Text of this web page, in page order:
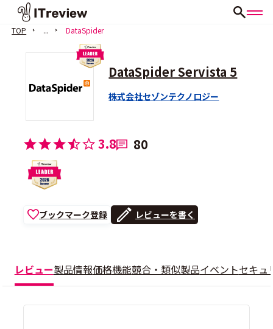
TOP ... DataSpider
DataSpider Servista 5
株式会社セゾンテクノロジー
3.8 80
ブックマーク登録 レビューを書く
レビュー製品情報価格機能競合・類似製品イベントセキュ